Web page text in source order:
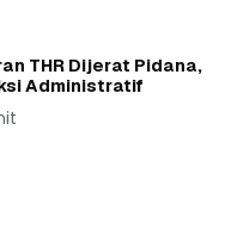
THR Dijerat Pidana,
Administratif